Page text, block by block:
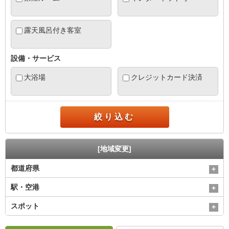
露天風呂付き客室
設備・サービス
大浴場 クレジットカード決済
絞り込む
[地域変更]
都道府県
駅・空港
スポット